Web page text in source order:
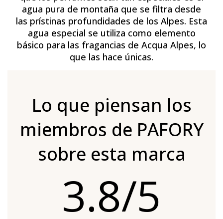
agua pura de montaña que se filtra desde
las prístinas profundidades de los Alpes. Esta
agua especial se utiliza como elemento
básico para las fragancias de Acqua Alpes, lo
que las hace únicas.
Lo que piensan los
miembros de PAFORY
sobre esta marca
3.8/5